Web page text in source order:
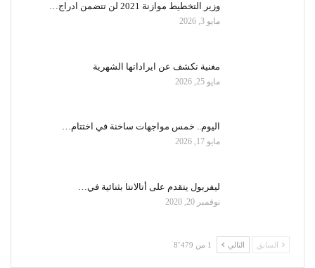
وزير التخطيط موازنة 2021 لن تتضمن ادراج…
مايو 3, 2026
مغنية تكشف عن ايراداتها الشهرية
مايو 25, 2026
اليوم.. خمس مواجهات ساخنة في اختتام…
مايو 17, 2026
ليفربول يتقدم على أتالانتا بثنائية في…
نوفمبر 20, 2020
السابق التالي 1 من 8٬479